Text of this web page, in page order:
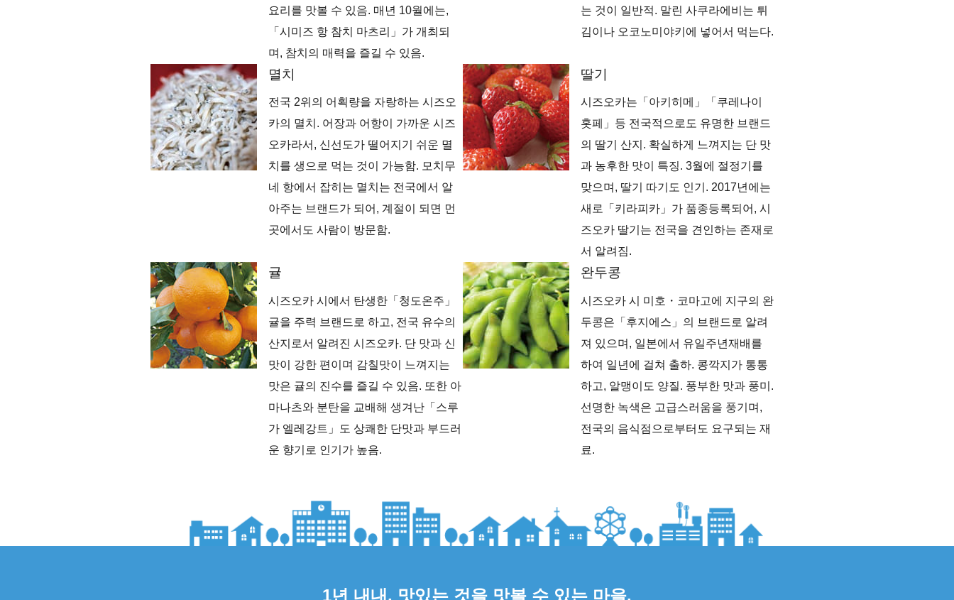
요리를 맛볼 수 있음. 매년 10월에는,
「시미즈 항 참치 마츠리」가 개최되
며, 참치의 매력을 즐길 수 있음.
는 것이 일반적. 말린 사쿠라에비는 튀
김이나 오코노미야키에 넣어서 먹는다.
멸치
전국 2위의 어획량을 자랑하는 시즈오
카의 멸치. 어장과 어항이 가까운 시즈
오카라서, 신선도가 떨어지기 쉬운 멸
치를 생으로 먹는 것이 가능함. 모치무
네 항에서 잡히는 멸치는 전국에서 알
아주는 브랜드가 되어, 계절이 되면 먼
곳에서도 사람이 방문함.
딸기
시즈오카는「아키히메」「쿠레나이
홋페」등 전국적으로도 유명한 브랜드
의 딸기 산지. 확실하게 느껴지는 단 맛
과 농후한 맛이 특징. 3월에 절정기를
맞으며, 딸기 따기도 인기. 2017년에는
새로「키라피카」가 품종등록되어, 시
즈오카 딸기는 전국을 견인하는 존재로
서 알려짐.
귤
시즈오카 시에서 탄생한「청도온주」
귤을 주력 브랜드로 하고, 전국 유수의
산지로서 알려진 시즈오카. 단 맛과 신
맛이 강한 편이며 감칠맛이 느껴지는
맛은 귤의 진수를 즐길 수 있음. 또한 아
마나츠와 분탄을 교배해 생겨난「스루
가 엘레강트」도 상쾌한 단맛과 부드러
운 향기로 인기가 높음.
완두콩
시즈오카 시 미호・코마고에 지구의 완
두콩은「후지에스」의 브랜드로 알려
져 있으며, 일본에서 유일주년재배를
하여 일년에 걸쳐 출하. 콩깍지가 통통
하고, 알맹이도 양질. 풍부한 맛과 풍미.
선명한 녹색은 고급스러움을 풍기며,
전국의 음식점으로부터도 요구되는 재
료.
1년 내내, 맛있는 것을 맛볼 수 있는 마을.